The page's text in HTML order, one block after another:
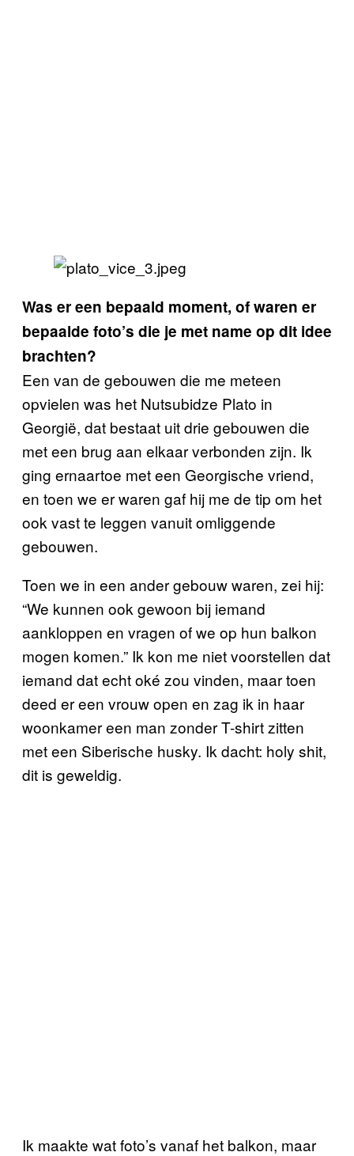
Was er een bepaald moment, of waren er
bepaalde foto’s die je met name op dit idee
brachten?
Een van de gebouwen die me meteen
opvielen was het Nutsubidze Plato in
Georgië, dat bestaat uit drie gebouwen die
met een brug aan elkaar verbonden zijn. Ik
ging ernaartoe met een Georgische vriend,
en toen we er waren gaf hij me de tip om het
ook vast te leggen vanuit omliggende
gebouwen.
Toen we in een ander gebouw waren, zei hij:
“We kunnen ook gewoon bij iemand
aankloppen en vragen of we op hun balkon
mogen komen.” Ik kon me niet voorstellen dat
iemand dat echt oké zou vinden, maar toen
deed er een vrouw open en zag ik in haar
woonkamer een man zonder T-shirt zitten
met een Siberische husky. Ik dacht: holy shit,
dit is geweldig.
Ik maakte wat foto’s vanaf het balkon, maar